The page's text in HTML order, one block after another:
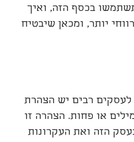
בכסף הזה, ואיך
יותר, ומכאן שיבטיח
לעסקים רבים יש הצהרת
קצרה, שאורכה כ 30 מילים או פחות. הצהרה זו
הזה ואת העקרונות